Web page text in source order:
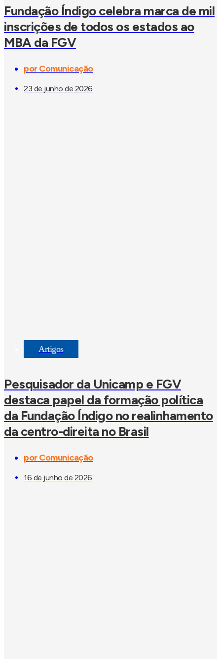
Fundação Índigo celebra marca de mil
inscrições de todos os estados ao
MBA da FGV
porComunicação
23 de junho de 2026
Artigos
Pesquisador da Unicamp e FGV
destaca papel da formação política
da Fundação Índigo no realinhamento
da centro-direita no Brasil
porComunicação
16 de junho de 2026